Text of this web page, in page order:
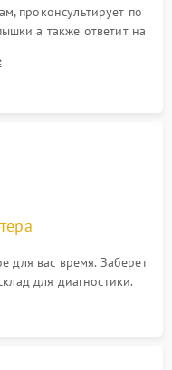
проконсультирует по
а также ответит на
для вас время. Заберет
для диагностики.